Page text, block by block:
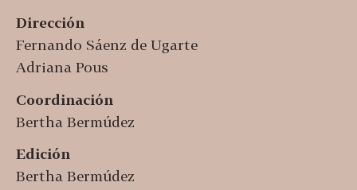
Dirección
Fernando Sáenz de Ugarte
Adriana Pous
Coordinación
Bertha Bermúdez
Edición
Bertha Bermúdez